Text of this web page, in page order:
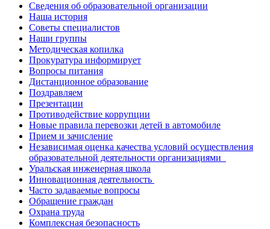
Сведения об образовательной организации
Наша история
Советы специалистов
Наши группы
Методическая копилка
Прокуратура информирует
Вопросы питания
Дистанционное образование
Поздравляем
Презентации
Противодействие коррупции
Новые правила перевозки детей в автомобиле
Прием и зачисление
Независимая оценка качества условий осуществления
образовательной деятельности организациями
Уральская инженерная школа
Инновационная деятельность
Часто задаваемые вопросы
Обращение граждан
Охрана труда
Комплексная безопасность